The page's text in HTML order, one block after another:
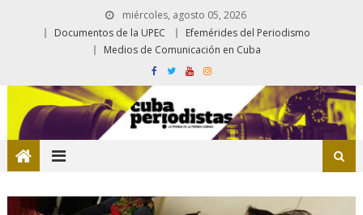
miércoles, agosto 05, 2026
Documentos de la UPEC
Efemérides del Periodismo
Medios de Comunicación en Cuba